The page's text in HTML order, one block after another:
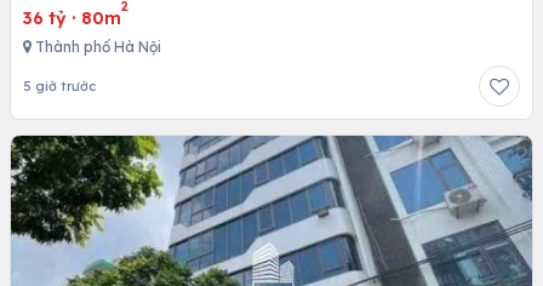
36 tỷ · 80m
2
Thành phố Hà Nội
5 giờ trước